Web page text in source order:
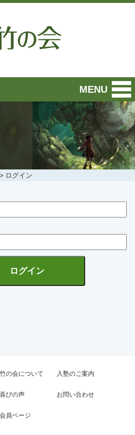
MENU
> ログイン
竹の会について 入塾のご案内
喜びの声 お問い合わせ
会員ページ